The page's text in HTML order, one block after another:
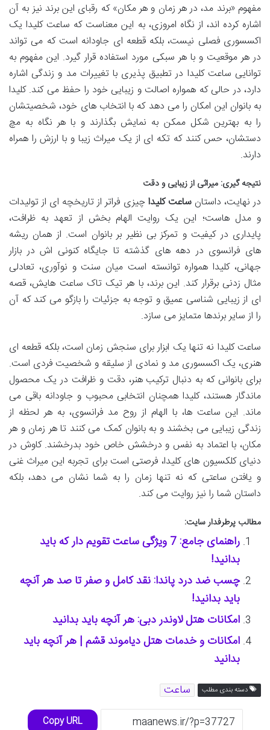
مفهوم «برند مد، در هر زمان و هر مکان» که رقبای این برند نیز به آن
اشاره کرده اند، از نگاه امروزی، به این معناست که ساعت کلیدا یک
اکسسوری فصلی نیست، بلکه قطعه ای جاودانه است که می تواند
در هر موقعیت و با هر سبکی مورد استفاده قرار گیرد. این مفهوم به
توانایی ساعت کلیدا در تطبیق پذیری با تغییرات مد و زندگی اشاره
دارد، در حالی که همواره اصالت و زیبایی خود را حفظ می کند. کلیدا
به بانوان این امکان را می دهد که با انتخاب های خود، شخصیتشان
را به بهترین شکل ممکن به نمایش بگذارند و با هر نگاه به مچ
دستشان، حس کنند که تکه ای از یک میراث زیبا و با ارزش را همراه
دارند.
نتیجه گیری: میراثی از زیبایی و دقت
در نهایت، داستانساعت کلیدا چیزی فراتر از تاریخچه ای از تولیدات
و مدل هاست؛ این یک روایت الهام بخش از تعهد به ظرافت،
پایداری در کیفیت و تمرکز بی نظیر بر بانوان است. از همان ریشه
های فرانسوی در دهه های گذشته تا جایگاه کنونی اش در بازار
جهانی، کلیدا همواره توانسته است میان سنت و نوآوری، تعادلی
مثال زدنی برقرار کند. این برند، با هر تیک تاک ساعت هایش، قصه
ای از زیبایی شناسی عمیق و توجه به جزئیات را بازگو می کند که آن
را از سایر برندها متمایز می سازد.
ساعت کلیدا نه تنها یک ابزار برای سنجش زمان است، بلکه قطعه ای
هنری، یک اکسسوری مد و نمادی از سلیقه و شخصیت فردی است.
برای بانوانی که به دنبال ترکیب هنر، دقت و ظرافت در یک محصول
ماندگار هستند، کلیدا همچنان انتخابی محبوب و جاودانه باقی می
ماند. این ساعت ها، با الهام از روح مد فرانسوی، به هر لحظه از
زندگی زیبایی می بخشند و به بانوان کمک می کنند تا هر زمان و هر
مکان، با اعتماد به نفس و درخشش خاص خود بدرخشند. کاوش در
دنیای کلکسیون های کلیدا، فرصتی است برای تجربه این میراث غنی
و یافتن ساعتی که نه تنها زمان را به شما نشان می دهد، بلکه
داستان شما را نیز روایت می کند.
مطالب پرطرفدار سایت:
راهنمای جامع: 7 ویژگی ساعت تقویم دار که باید
بدانید!
چسب ضد درد پاندا: نقد کامل و صفر تا صد هر آنچه
باید بدانید!
امکانات هتل لاوندر دبی: هر آنچه باید بدانید
امکانات و خدمات هتل دیاموند قشم | هر آنچه باید
بدانید
دسته بندی مطلب ساعت
Copy URL